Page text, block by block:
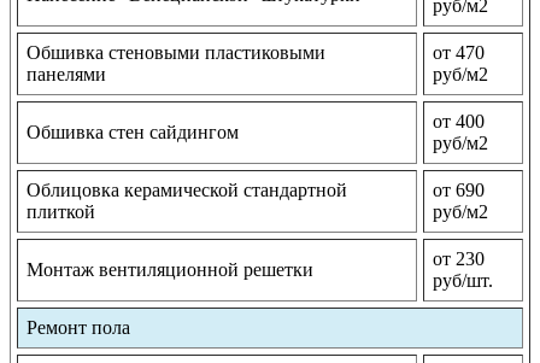
руб/м2
Обшивка стеновыми пластиковыми
панелями
от 470
руб/м2
Обшивка стен сайдингом
от 400
руб/м2
Облицовка керамической стандартной
плиткой
от 690
руб/м2
Монтаж вентиляционной решетки
от 230
руб/шт.
Ремонт пола